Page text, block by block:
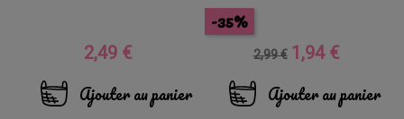
Prix
2,49 €
Ajouter au panier
Prix
base
2,99 €
-35%
Prix
1,94 €
Ajouter au panier